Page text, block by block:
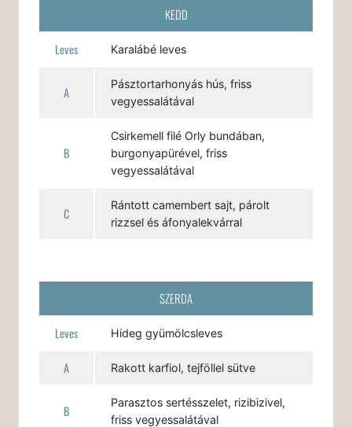
KEDD
Leves Karalábé leves
A
Pásztortarhonyás hús, friss
vegyessalátával
B
Csirkemell filé Orly bundában,
burgonyapürével, friss
vegyessalátával
C
Rántott camembert sajt, párolt
rizzsel és áfonyalekvárral
SZERDA
Leves Hideg gyümölcsleves
A Rakott karfiol, tejföllel sütve
B
Parasztos sertésszelet, rizibizivel,
friss vegyessalátával